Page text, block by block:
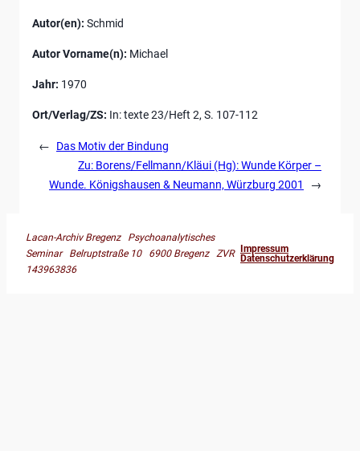
Autor(en): Schmid
Autor Vorname(n): Michael
Jahr: 1970
Ort/Verlag/ZS: In: texte 23/Heft 2, S. 107-112
←
Das Motiv der Bindung
Zu: Borens/Fellmann/Kläui (Hg): Wunde Körper –
Wunde. Königshausen & Neumann, Würzburg 2001
→
Lacan-Archiv Bregenz Psychoanalytisches
Seminar Belruptstraße 10 6900 Bregenz ZVR
143963836
Impressum
Datenschutzerklärung